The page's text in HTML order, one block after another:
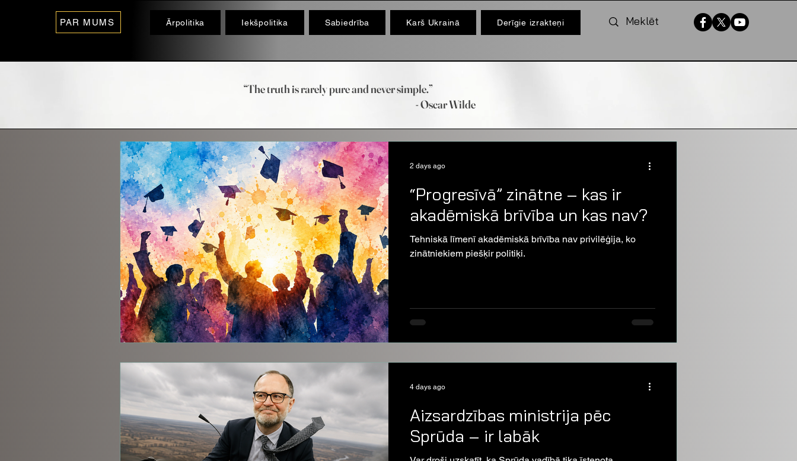
PAR MUMS Ārpolitika Iekšpolitika Sabiedrība Karš Ukrainā Derīgie izrakteņi
“The truth is rarely pure and never simple.”
- Oscar Wilde
“Progresīvā” zinātne – kas ir
akadēmiskā brīvība un kas nav?
Tehniskā līmenī akadēmiskā brīvība nav privilēģija, ko
zinātniekiem piešķir politiķi.
2 days ago
Aizsardzības ministrija pēc
Sprūda – ir labāk
4 days ago